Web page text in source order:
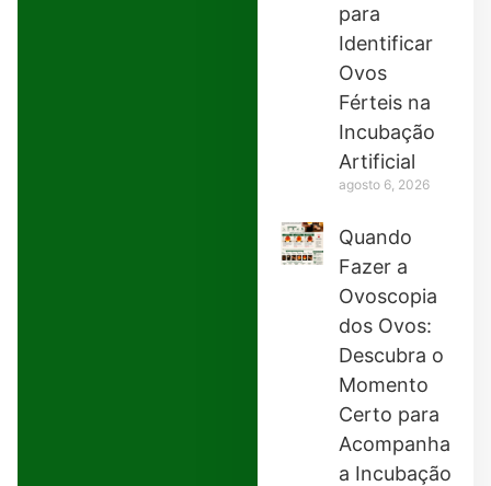
para
Identificar
Ovos
Férteis na
Incubação
Artificial
agosto 6, 2026
Quando
Fazer a
Ovoscopia
dos Ovos:
Descubra o
Momento
Certo para
Acompanhar
a Incubação